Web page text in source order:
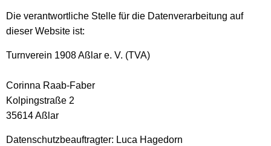
Die verantwortliche Stelle für die Datenverarbeitung auf
dieser Website ist:
Turnverein 1908 Aßlar e. V. (TVA)
Corinna Raab-Faber
Kolpingstraße 2
35614 Aßlar
Datenschutzbeauftragter: Luca Hagedorn